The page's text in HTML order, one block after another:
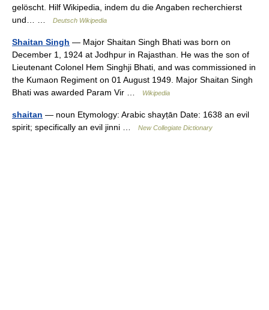
gelöscht. Hilf Wikipedia, indem du die Angaben recherchierst
und… …
Deutsch Wikipedia
Shaitan Singh — Major Shaitan Singh Bhati was born on
December 1, 1924 at Jodhpur in Rajasthan. He was the son of
Lieutenant Colonel Hem Singhji Bhati, and was commissioned in
the Kumaon Regiment on 01 August 1949. Major Shaitan Singh
Bhati was awarded Param Vir …
Wikipedia
shaitan — noun Etymology: Arabic shayṭān Date: 1638 an evil
spirit; specifically an evil jinni …
New Collegiate Dictionary